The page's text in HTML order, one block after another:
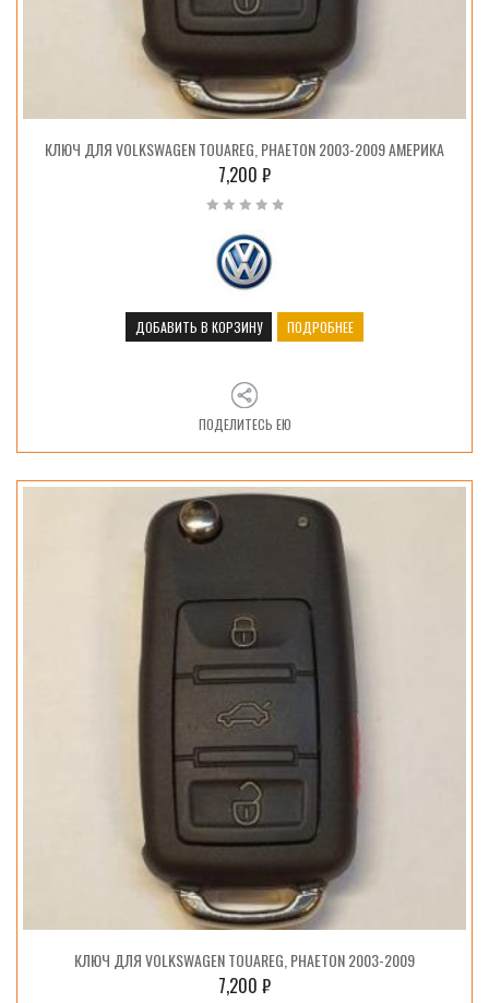
КЛЮЧ ДЛЯ VOLKSWAGEN TOUAREG, PHAETON 2003-2009 АМЕРИКА
7,200 ₽
ДОБАВИТЬ В КОРЗИНУ ПОДРОБНЕЕ
ПОДЕЛИТЕСЬ ЕЮ
КЛЮЧ ДЛЯ VOLKSWAGEN TOUAREG, PHAETON 2003-2009
7,200 ₽